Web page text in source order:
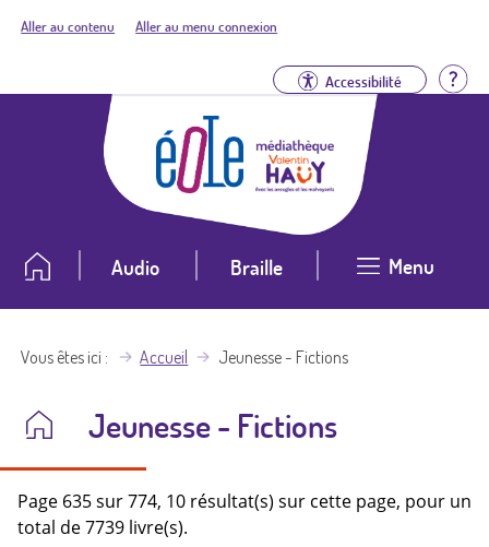
Aller au contenu Aller au menu connexion
Accessibilité
Audio Braille Menu
Vous êtes ici Accueil Jeunesse - Fictions
Jeunesse - Fictions
Page 635 sur 774, 10 résultat(s) sur cette page, pour un
total de 7739 livre(s).